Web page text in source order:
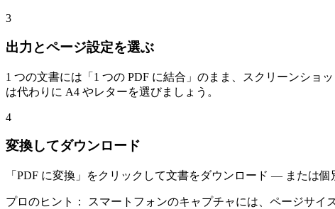
3
出力とページ設定を選ぶ
1 つの文書には「1 つの PDF に結合」のまま、スクリーンシ
は代わりに A4 やレターを選びましょう。
4
変換してダウンロード
「PDF に変換」をクリックして文書をダウンロード — または
プロのヒント：
スマートフォンのキャプチャには、ページサ